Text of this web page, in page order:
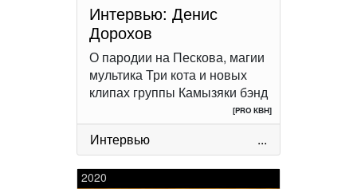
Интервью: Денис
Дорохов
О пародии на Пескова, магии
мультика Три кота и новых
клипах группы Камызяки бэнд
[PRO КВН]
Интервью ...
2020